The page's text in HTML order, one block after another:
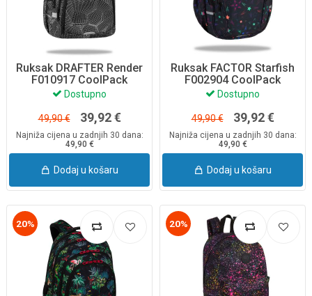
Ruksak DRAFTER Render
F010917 CoolPack
Dostupno
49,90 € 39,92 €
Najniža cijena u zadnjih 30 dana:
49,90 €
Dodaj u košaru
Ruksak FACTOR Starfish
F002904 CoolPack
Dostupno
49,90 € 39,92 €
Najniža cijena u zadnjih 30 dana:
49,90 €
Dodaj u košaru
20% 20%